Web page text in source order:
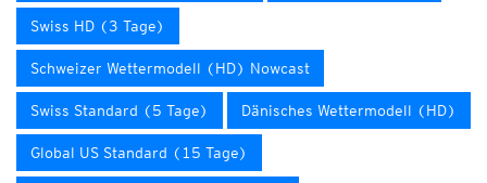
Swiss HD (3 Tage)
Schweizer Wettermodell (HD) Nowcast
Swiss Standard (5 Tage) Dänisches Wettermodell (HD)
Global US Standard (15 Tage)